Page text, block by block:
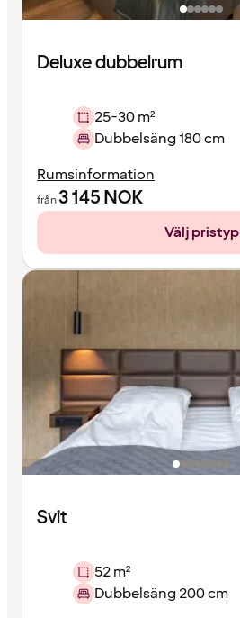
Deluxe dubbelrum
25-30 m²
Dubbelsäng 180 cm
Rumsinformation
från3 145NOK
Välj pristyp
Svit
52 m²
Dubbelsäng 200 cm